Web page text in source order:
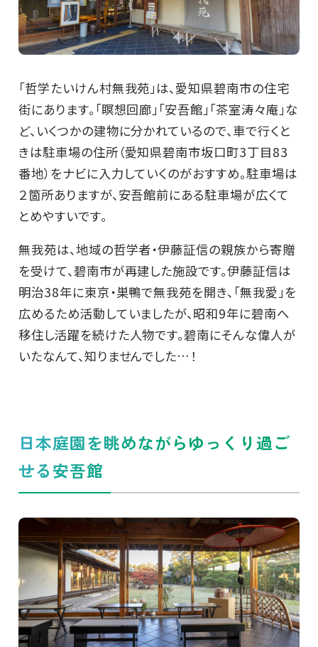
「哲学たいけん村無我苑」は、愛知県碧南市の住宅
街にあります。「瞑想回廊」「安吾館」「茶室涛々庵」な
ど、いくつかの建物に分かれているので、車で行くと
きは駐車場の住所（愛知県碧南市坂口町3丁目83
番地）をナビに入力していくのがおすすめ。駐車場は
２箇所ありますが、安吾館前にある駐車場が広くて
とめやすいです。
無我苑は、地域の哲学者・伊藤証信の親族から寄贈
を受けて、碧南市が再建した施設です。伊藤証信は
明治38年に東京・巣鴨で無我苑を開き、「無我愛」を
広めるため活動していましたが、昭和9年に碧南へ
移住し活躍を続けた人物です。碧南にそんな偉人が
いたなんて、知りませんでした…！
日本庭園を眺めながらゆっくり過ご
せる安吾館